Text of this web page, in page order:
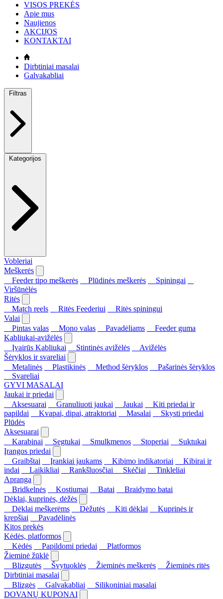
VISOS PREKĖS
Apie mus
Naujienos
AKCIJOS
KONTAKTAI
Dirbtiniai masalai
Galvakabliai
Filtras
Kategorijos
Vobleriai
Meškerės
Feeder tipo meškerės
Plūdinės meškerės
Spiningai
Viršūnėlės
Ritės
Match reels
Ritės Feederiui
Ritės spiningui
Valai
Pintas valas
Mono valas Pavadėliams
Feeder guma
Kabliukai-avižėlės
Įvairūs Kabliukai
Stintinės avižėlės
Avižėlės
Šėryklos ir svareliai
Metalinės
Plastikinės Method šėryklos
Pašarinės šėryklos
Svareliai
GYVI MASALAI
Jaukai ir priedai
Aksesuarai
Granuliuoti jaukai Jaukai
Kiti priedai ir
papildai
Kvapai, dipai, atraktoriai Masalai
Skysti priedai
Plūdės
Aksesuarai
Karabinai
Segtukai Smulkmenos Stoperiai
Suktukai
Įrangos priedai
Graibštai
Įrankiai jaukams Kibimo indikatoriai
Kibirai ir
indai
Laikikliai Rankšluosčiai Skėčiai
Tinkleliai
Apranga
Bridkelnės
Kostiumai Batai
Braidymo batai
Dėklai, kuprinės, dėžės
Dėklai meškerėms
Dėžutės Kiti dėklai
Kuprinės ir
krepšiai
Pavadėlinės
Kitos prekės
Kėdės, platformos
Kėdės
Papildomi priedai
Platformos
Žieminė žūklė
Blizgutės
Švytuoklės Žieminės meškerės
Žieminės ritės
Dirbtiniai masalai
Blizgės
Galvakabliai
Silikoniniai masalai
DOVANŲ KUPONAI